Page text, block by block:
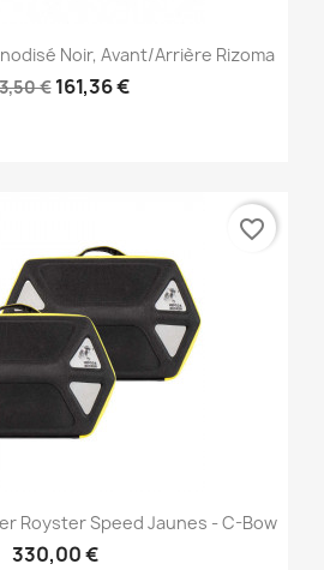
Noir, Avant/Arrière Rizoma
€ 161,36 €
Royster Speed Jaunes - C-Bow
330,00 €
favorite_border